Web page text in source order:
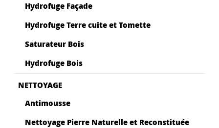
Hydrofuge Façade
Hydrofuge Terre cuite et Tomette
Saturateur Bois
Hydrofuge Bois
NETTOYAGE
Antimousse
Nettoyage Pierre Naturelle et Reconstituée